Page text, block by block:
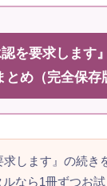
を要求します
とめ（完全保存
します』の続き
ルなら1冊ずつお